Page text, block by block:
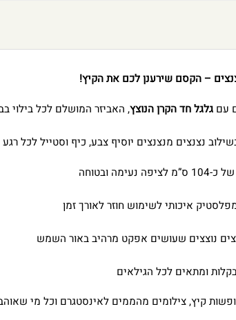
– הקסם שירענן לכם את הקיץ!
עם גלגל חד הקרן הנוצץ, האביזר המושלם לכל בילוי
נצנצים מנצנצים יוסיף צבע, כיף וסטייל לכל
נעימה ובטוחה
איכותי לשימוש חוזר לאורך זמן
נוצצים שעושים אפקט מרהיב באור השמש
ומתאים לכל הגילאים
קיץ, צילומים מהממים לאינסטגרם וכל מי